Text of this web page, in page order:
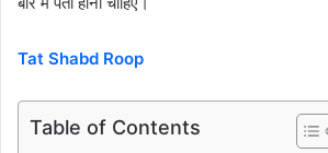
Tat Shabd Roop
Table of Contents